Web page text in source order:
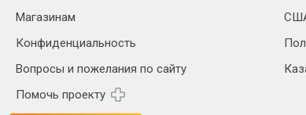
Магазинам
Конфиденциальность
Вопросы и пожелания по сайту
Помочь проекту